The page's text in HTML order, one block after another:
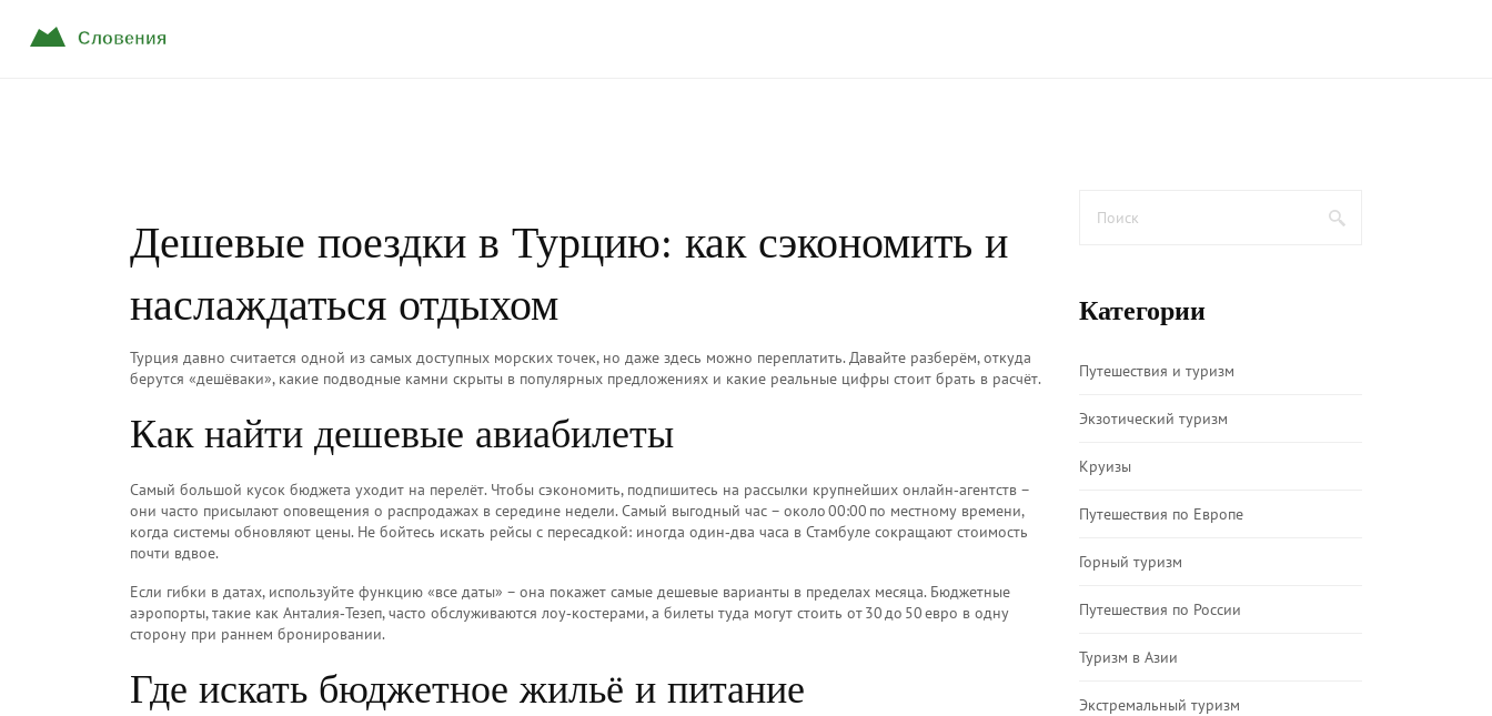
Дешевые поездки в Турцию: как сэкономить и
наслаждаться отдыхом
Турция давно считается одной из самых доступных морских точек, но даже здесь можно переплатить. Давайте разберём, откуда
берутся «дешёваки», какие подводные камни скрыты в популярных предложениях и какие реальные цифры стоит брать в расчёт.
Как найти дешевые авиабилеты
Самый большой кусок бюджета уходит на перелёт. Чтобы сэкономить, подпишитесь на рассылки крупнейших онлайн‑агентств –
они часто присылают оповещения о распродажах в середине недели. Самый выгодный час – около 00:00 по местному времени,
когда системы обновляют цены. Не бойтесь искать рейсы с пересадкой: иногда один‑два часа в Стамбуле сокращают стоимость
почти вдвое.
Если гибки в датах, используйте функцию «все даты» – она покажет самые дешевые варианты в пределах месяца. Бюджетные
аэропорты, такие как Анталия‑Тезеп, часто обслуживаются лоу‑костерами, а билеты туда могут стоить от 30 до 50 евро в одну
сторону при раннем бронировании.
Где искать бюджетное жильё и питание
Категории
Путешествия и туризм
Экзотический туризм
Круизы
Путешествия по Европе
Горный туризм
Путешествия по России
Туризм в Азии
Экстремальный туризм